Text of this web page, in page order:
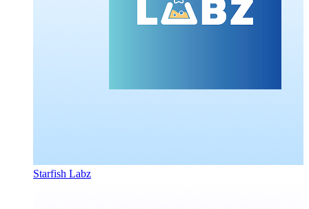
Starfish Labz